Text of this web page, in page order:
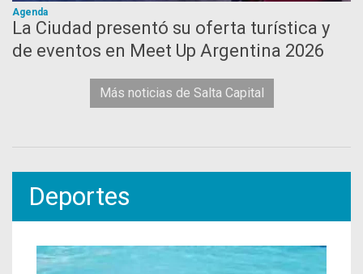
Agenda
La Ciudad presentó su oferta turística y
de eventos en Meet Up Argentina 2026
Más noticias de Salta Capital
Deportes